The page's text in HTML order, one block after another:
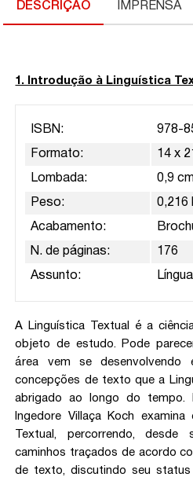
DESCRIÇÃO IMPRENSA
1. Introdução à Linguística
ISBN: 978-
Formato: 14 x
Lombada: 0,9
Peso: 0,216
Acabamento:
N. de páginas: 176
Assunto:
A Linguística Textual é a
objeto de estudo. Pode
área vem se desenvolvendo
concepções de texto que a
abrigado ao longo do tempo.
Ingedore Villaça Koch
Textual, percorrendo,
caminhos traçados de acordo
de texto, discutindo seu